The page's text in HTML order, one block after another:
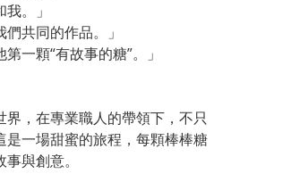
。」
們共同的作品。」
一顆“有故事的糖”。」
，在專業職人的帶領下，不只
是一場甜蜜的旅程，每顆棒棒糖
與創意。